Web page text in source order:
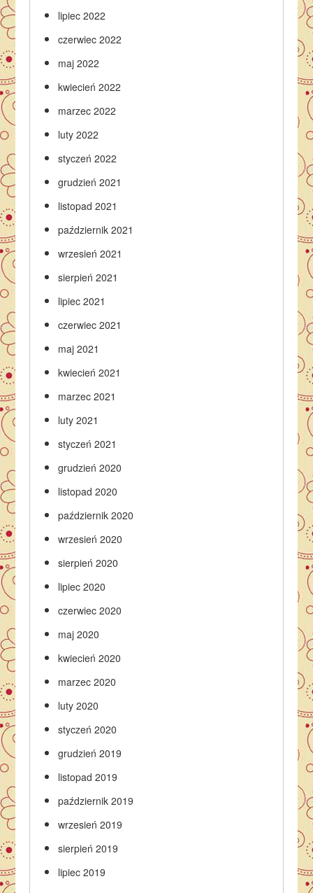
lipiec 2022
czerwiec 2022
maj 2022
kwiecień 2022
marzec 2022
luty 2022
styczeń 2022
grudzień 2021
listopad 2021
październik 2021
wrzesień 2021
sierpień 2021
lipiec 2021
czerwiec 2021
maj 2021
kwiecień 2021
marzec 2021
luty 2021
styczeń 2021
grudzień 2020
listopad 2020
październik 2020
wrzesień 2020
sierpień 2020
lipiec 2020
czerwiec 2020
maj 2020
kwiecień 2020
marzec 2020
luty 2020
styczeń 2020
grudzień 2019
listopad 2019
październik 2019
wrzesień 2019
sierpień 2019
lipiec 2019